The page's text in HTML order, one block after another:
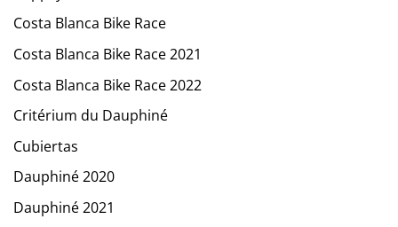
Costa Blanca Bike Race
Costa Blanca Bike Race 2021
Costa Blanca Bike Race 2022
Critérium du Dauphiné
Cubiertas
Dauphiné 2020
Dauphiné 2021